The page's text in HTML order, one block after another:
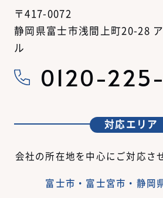
〒417-0072
静岡県富士市浅間上町20-28
ル
0120-
対応エリア
会社の所在地を中心にご対応さ
富士市・富士宮市・静岡